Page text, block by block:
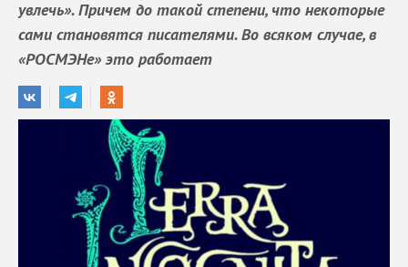
увлечь». Причем до такой степени, что некоторые
сами становятся писателями. Во всяком случае, в
«РОСМЭНе» это работает